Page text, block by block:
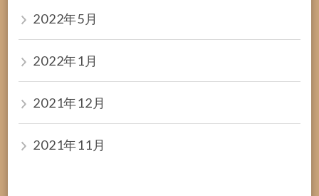
2022年5月
2022年1月
2021年12月
2021年11月